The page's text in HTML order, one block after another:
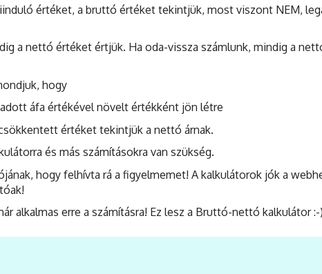
értéket, a bruttó értéket tekintjük, most viszont NEM,
a nettó értéket értjük. Ha oda-vissza számlunk, mindig a
hogy
áfa értékével növelt értékként jön létre
értéket tekintjük a nettó árnak.
és más számításokra van szükség.
hogy felhívta rá a figyelmemet! A kalkulátorok jók a
alkalmas erre a számításra! Ez lesz a Bruttó-nettó kalkulátor :-